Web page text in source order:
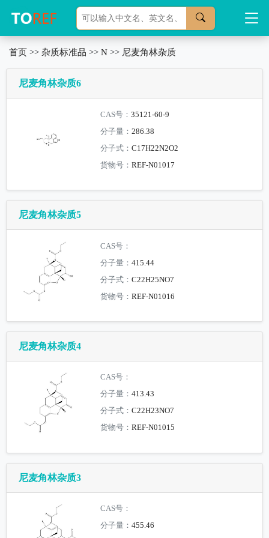
首页 >> 杂质标准品 >> N >> 尼麦角林杂质
尼麦角林杂质6
CAS号：35121-60-9
分子量：286.38
分子式：C17H22N2O2
货物号：REF-N01017
尼麦角林杂质5
CAS号：
分子量：415.44
分子式：C22H25NO7
货物号：REF-N01016
尼麦角林杂质4
CAS号：
分子量：413.43
分子式：C22H23NO7
货物号：REF-N01015
尼麦角林杂质3
CAS号：
分子量：455.46